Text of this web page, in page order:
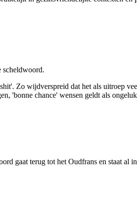
scheldwoord.
Zo wijdverspreid dat het als uitroep
'bonne chance' wensen geldt als
gaat terug tot het Oudfrans en staat